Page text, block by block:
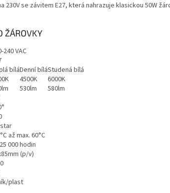
230V se závitem E27, která nahrazuje klasickou 50W
ŽÁROVKY
240 VAC
bíláDenní bíláStudená bílá
4500K
6000K
530lm
580lm
až max. 60°C
000 hodin
(p/v)
plast